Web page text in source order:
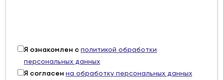
Я ознакомлен с политикой обработки
персональных данных
Я согласен на обработку персональных данных